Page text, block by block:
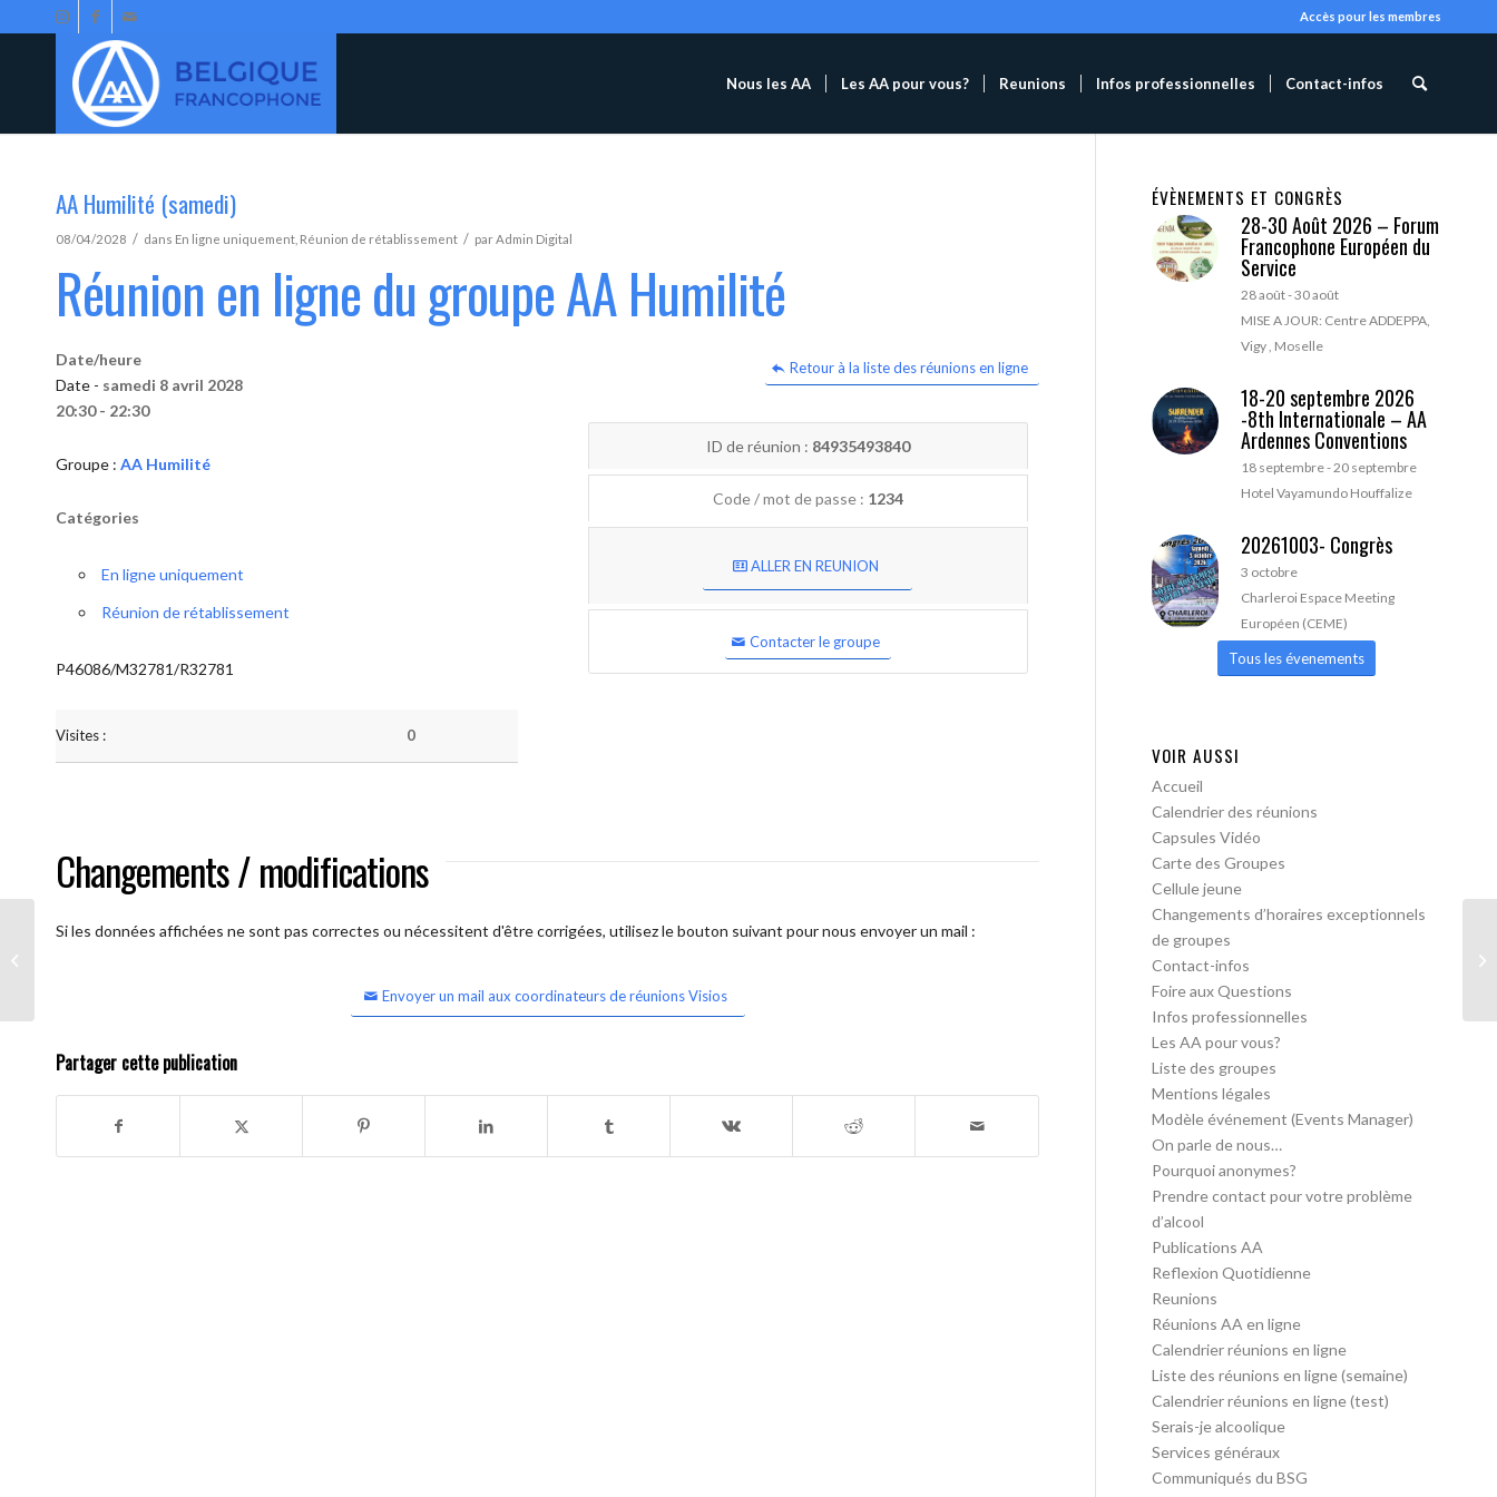
Accès pour les membres
Nous les AA Les AA pour vous? Reunions Infos professionnelles Contact-infos
AA Humilité (samedi)
08/04/2028 / dans En ligne uniquement Réunion de rétablissement / parAdmin Digital
Réunion en ligne du groupe AA Humilité
Retour à la liste des réunions en ligne
Date/heure
Date - samedi 8 avril 2028
20:30 - 22:30
Groupe : AA Humilité
Catégories
En ligne uniquement
Réunion de rétablissement
P46086/M32781/R32781
Visites : 0
ID de réunion : 84935493840
Code / mot de passe : 1234
ALLER EN REUNION
Contacter le groupe
Changements / modifications
Si les données affichées ne sont pas correctes ou nécessitent d'être corrigées, utilisez le bouton suivant pour nous envoyer un mail :
Envoyer un mail aux coordinateurs de réunions Visios
Partager cette publication
ÉVÈNEMENTS ET CONGRÈS
28-30 Août 2026 – Forum
Francophone Européen du
Service
28 août-30 août
MISE A JOUR: Centre ADDEPPA,
Vigy , Moselle
18-20 septembre 2026
-8th Internationale – AA
Ardennes Conventions
18 septembre-20 septembre
Hotel Vayamundo Houffalize
20261003- Congrès
3 octobre
Charleroi Espace Meeting
Européen (CEME)
Tous les évenements
VOIR AUSSI
Accueil
Calendrier des réunions
Capsules Vidéo
Carte des Groupes
Cellule jeune
Changements d’horaires exceptionnels
de groupes
Contact-infos
Foire aux Questions
Infos professionnelles
Les AA pour vous?
Liste des groupes
Mentions légales
Modèle événement (Events Manager)
On parle de nous…
Pourquoi anonymes?
Prendre contact pour votre problème
d’alcool
Publications AA
Reflexion Quotidienne
Reunions
Réunions AA en ligne
Calendrier réunions en ligne
Liste des réunions en ligne (semaine)
Calendrier réunions en ligne (test)
Serais-je alcoolique
Services généraux
Communiqués du BSG